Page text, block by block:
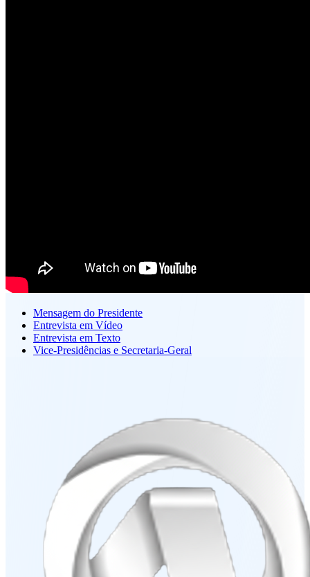
Mensagem do Presidente
Entrevista em Vídeo
Entrevista em Texto
Vice-Presidências e Secretaria-Geral